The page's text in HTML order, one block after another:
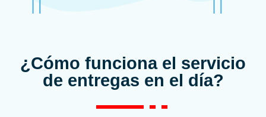
¿Cómo funciona el servicio
de entregas en el día?